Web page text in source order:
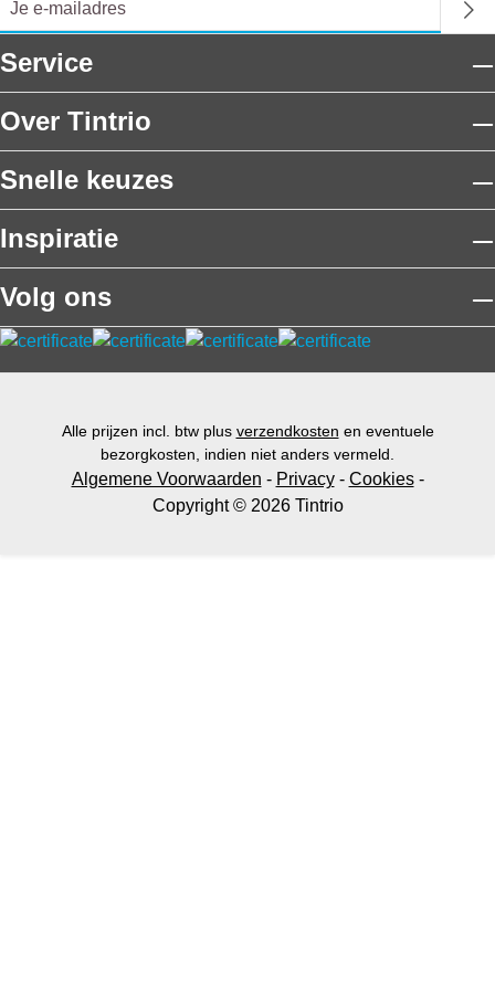
Service
Over Tintrio
Snelle keuzes
Inspiratie
Volg ons
Alle prijzen incl. btw plus verzendkosten en eventuele
bezorgkosten, indien niet anders vermeld.
Algemene Voorwaarden - Privacy- Cookies-
Copyright © 2026 Tintrio